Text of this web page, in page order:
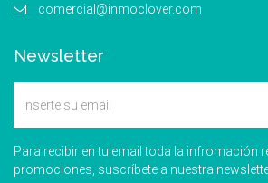
comercial@inmoclover.com
Newsletter
Para recibir en tu email toda la infromación
promociones, suscríbete a nuestra